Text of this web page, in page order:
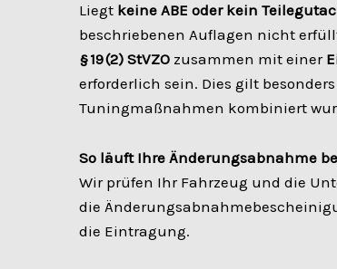
Liegt keine ABE oder kein
beschriebenen Auflagen nicht
§ 19 (2) StVZO zusammen mit einer
erforderlich sein. Dies gilt
Tuningmaßnahmen kombiniert
So läuft Ihre Änderungsabnahme
Wir prüfen Ihr Fahrzeug und die
die
die Eintragung.